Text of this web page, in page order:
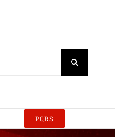
PQRS